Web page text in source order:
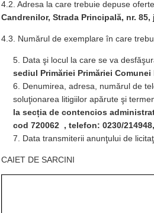
4.2. Adresa la care trebuie depuse
Candrenilor, Strada Principală, nr.
4.3. Numărul de exemplare în care
Data şi locul la care se va
sediul Primăriei Primăriei
Denumirea, adresa, numărul de
soluţionarea litigiilor apărute şi
la secția de contencios
cod 720062 , telefon: 0230/
Data transmiterii anunţului de
CAIET DE SARCINI